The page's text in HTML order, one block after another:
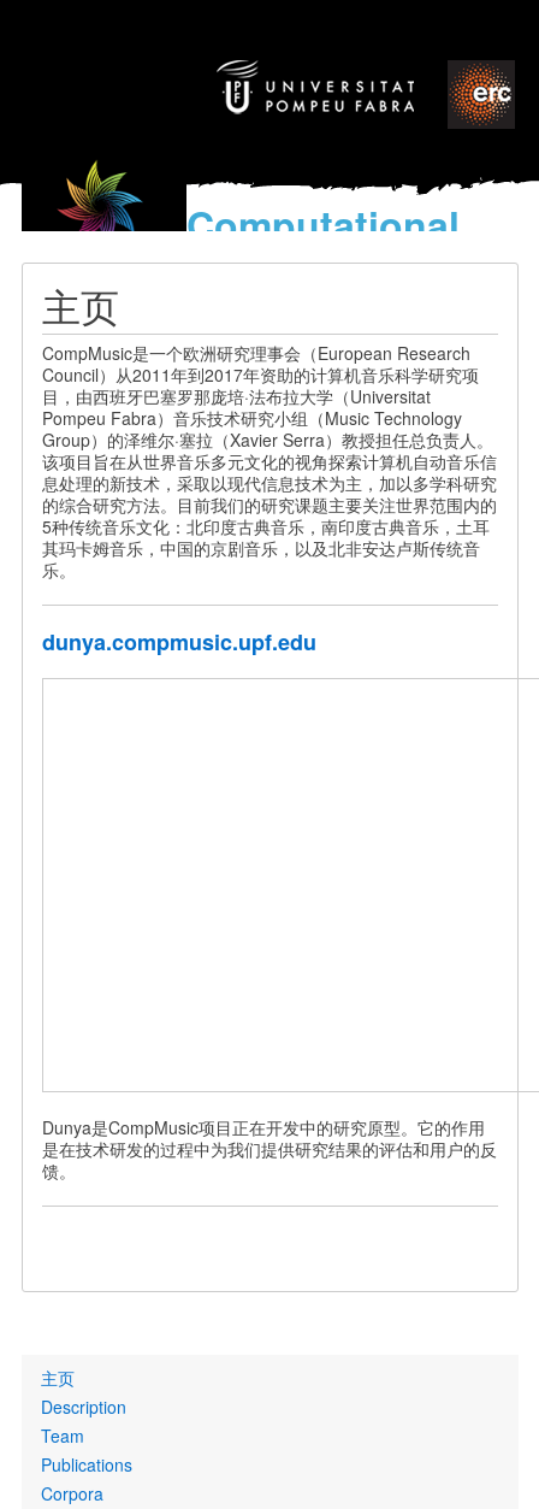
Computational
models
主页
CompMusic是一个欧洲研究理事会（European Research
Council）从2011年到2017年资助的计算机音乐科学研究项
目，由西班牙巴塞罗那庞培·法布拉大学（Universitat
Pompeu Fabra）音乐技术研究小组（Music Technology
Group）的泽维尔·塞拉（Xavier Serra）教授担任总负责人。
该项目旨在从世界音乐多元文化的视角探索计算机自动音乐信
息处理的新技术，采取以现代信息技术为主，加以多学科研究
的综合研究方法。目前我们的研究课题主要关注世界范围内的
5种传统音乐文化：北印度古典音乐，南印度古典音乐，土耳
其玛卡姆音乐，中国的京剧音乐，以及北非安达卢斯传统音
乐。
dunya.compmusic.upf.edu
Dunya是CompMusic项目正在开发中的研究原型。它的作用
是在技术研发的过程中为我们提供研究结果的评估和用户的反
馈。
Primary
links
主页
Description
Team
Publications
Corpora